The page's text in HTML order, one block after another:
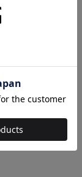
Margiela
円（税込）